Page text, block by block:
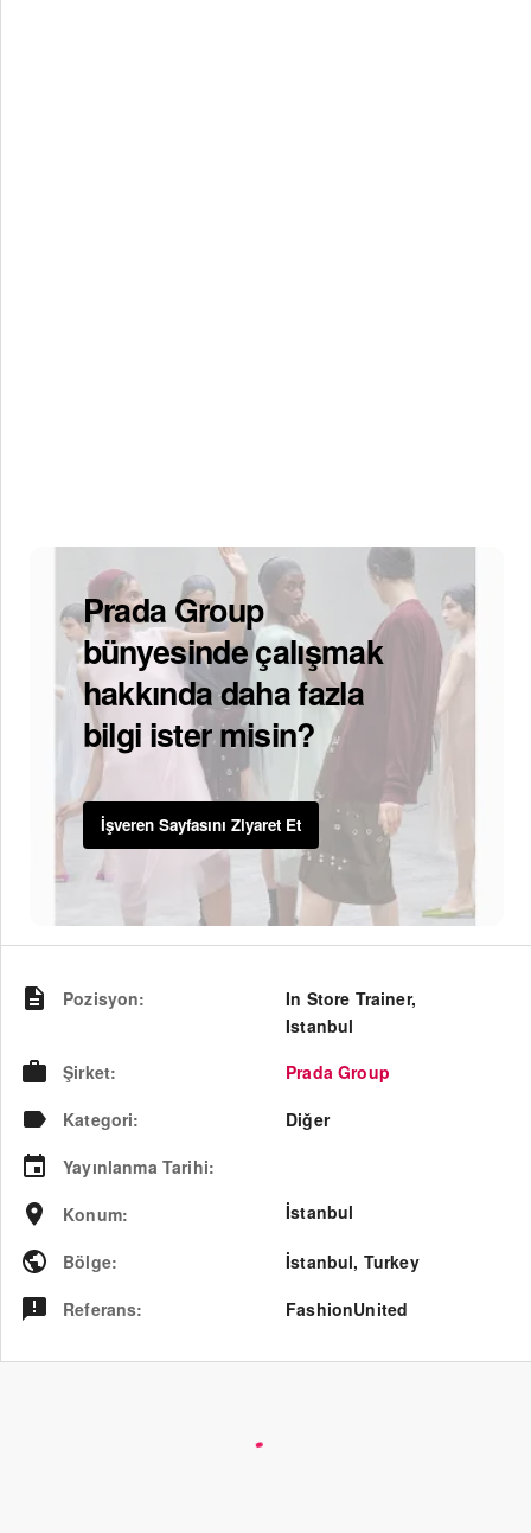
Prada Group
bünyesinde çalışmak
hakkında daha fazla
bilgi ister misin?
İşveren Sayfasını Ziyaret Et
Pozisyon:
In Store Trainer,
Istanbul
Şirket:
Prada Group
Kategori:
Diğer
Yayınlanma Tarihi:
Konum: İstanbul
Bölge: İstanbul, Turkey
Referans: FashionUnited